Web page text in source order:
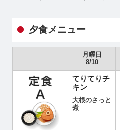
夕食メニュー
月曜日
8/10
てりてりチ
キン
大根のさっと
煮